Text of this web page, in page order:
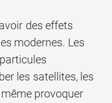
des effets
modernes. Les
les satellites, les
provoquer